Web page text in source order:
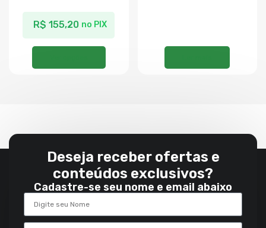
R$ 155,20 no PIX
Deseja receber ofertas e
conteúdos exclusivos?
Cadastre-se seu nome e email abaixo